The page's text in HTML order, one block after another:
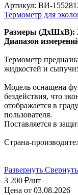
Артикул: ВИ-
Термометр для
Размеры (ДхШхВ):
Диапазон
Термометр
жидкостей и
Модель оснащена
бездействия, что
отображается в
пользователя.
Поставляется в
Страна-
Развернуть Свернуть
3 200 ₽/шт
Цена от 03.08.2026